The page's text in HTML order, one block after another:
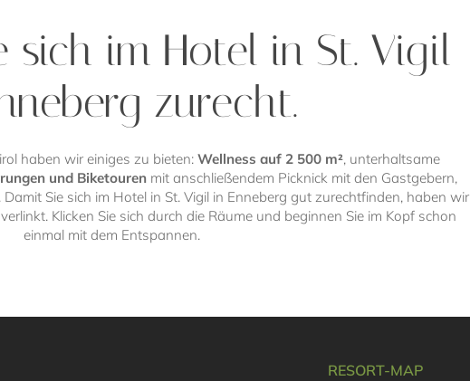
sich im Hotel in St. Vigil
zurecht.
haben wir einiges zu bieten: Wellness auf 2 500 m², unterhaltsame
und Biketouren mit anschließendem Picknick mit den Gastgebern,
Damit Sie sich im Hotel in St. Vigil in Enneberg gut zurechtfinden, haben wir
Klicken Sie sich durch die Räume und beginnen Sie im Kopf schon
einmal mit dem Entspannen.
RESORT-MAP